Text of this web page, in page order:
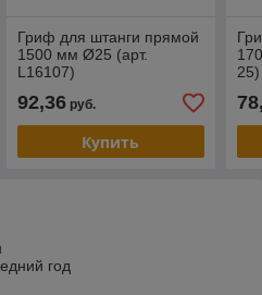
Гриф для штанги прямой
1500 мм Ø25 (арт.
L16107)
92,36руб.
Купить
25)
год